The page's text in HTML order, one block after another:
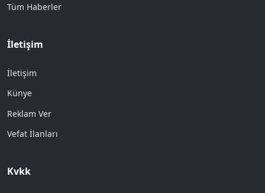
Tüm Haberler
İletişim
İletişim
Künye
Reklam Ver
Vefat İlanları
Kvkk